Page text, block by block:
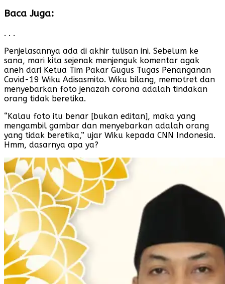
Baca Juga:
. . .
Penjelasannya ada di akhir tulisan ini. Sebelum ke
sana, mari kita sejenak menjenguk komentar agak
aneh dari Ketua Tim Pakar Gugus Tugas Penanganan
Covid-19 Wiku Adisasmito. Wiku bilang, memotret dan
menyebarkan foto jenazah corona adalah tindakan
orang tidak beretika.
“Kalau foto itu benar [bukan editan], maka yang
mengambil gambar dan menyebarkan adalah orang
yang tidak beretika,” ujar Wiku kepada CNN Indonesia.
Hmm, dasarnya apa ya?